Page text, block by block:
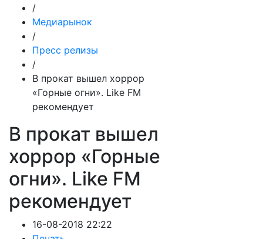
/
Медиарынок
/
Пресс релизы
/
В прокат вышел хоррор
«Горные огни». Like FM
рекомендует
В прокат вышел
хоррор «Горные
огни». Like FM
рекомендует
16-08-2018 22:22